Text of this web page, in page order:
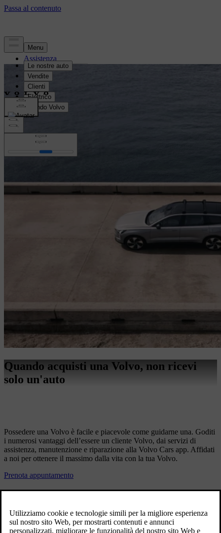
Assistenza
Vantaggi per i clienti
Manutenzione e riparazione
Quando acquisti una Volvo, non ricevi
solo un'auto
Possedere una Volvo è facile e piacevole come guidarne una. Goditi
i numerosi vantaggi dell’essere un cliente Volvo, dai servizi di
assistenza, manutenzione e riparazione alla Volvo Cars app. Affidati
a noi per ottenere il massimo dalla vita con la tua Volvo.
Prenota appuntamento